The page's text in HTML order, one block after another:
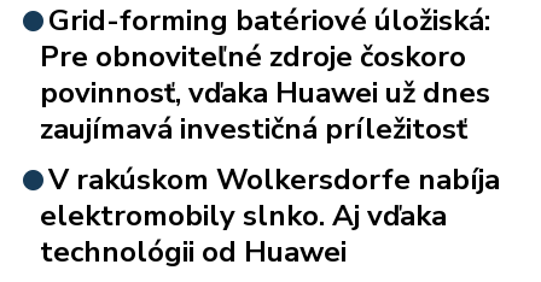
Grid-forming batériové úložiská:
Pre obnoviteľné zdroje čoskoro
povinnosť, vďaka Huawei už dnes
zaujímavá investičná príležitosť
V rakúskom Wolkersdorfe nabíja
elektromobily slnko. Aj vďaka
technológii od Huawei